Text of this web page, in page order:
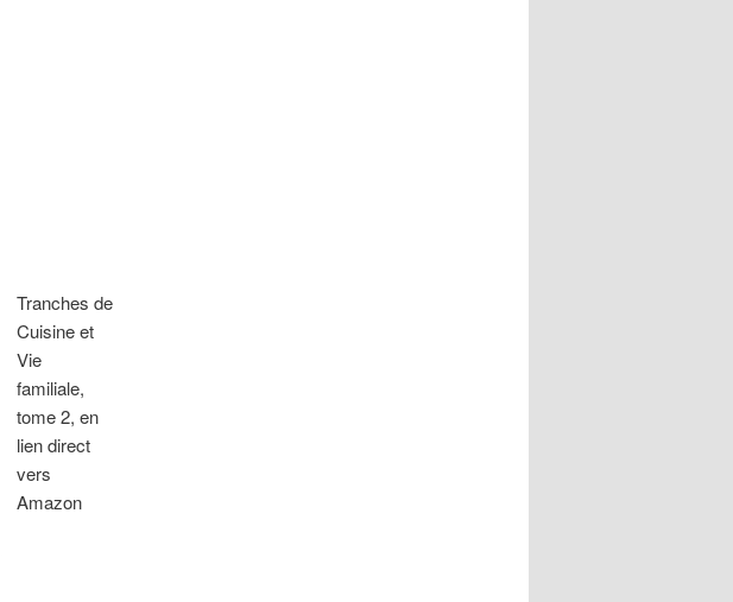
Tranches de
Cuisine et
Vie
familiale,
tome 2, en
lien direct
vers
Amazon